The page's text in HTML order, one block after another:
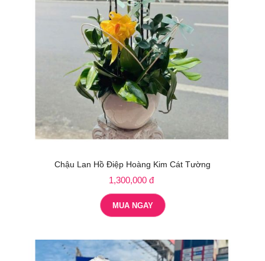
Chậu Lan Hồ Điệp Hoàng Kim Cát Tường
1,300,000 đ
MUA NGAY